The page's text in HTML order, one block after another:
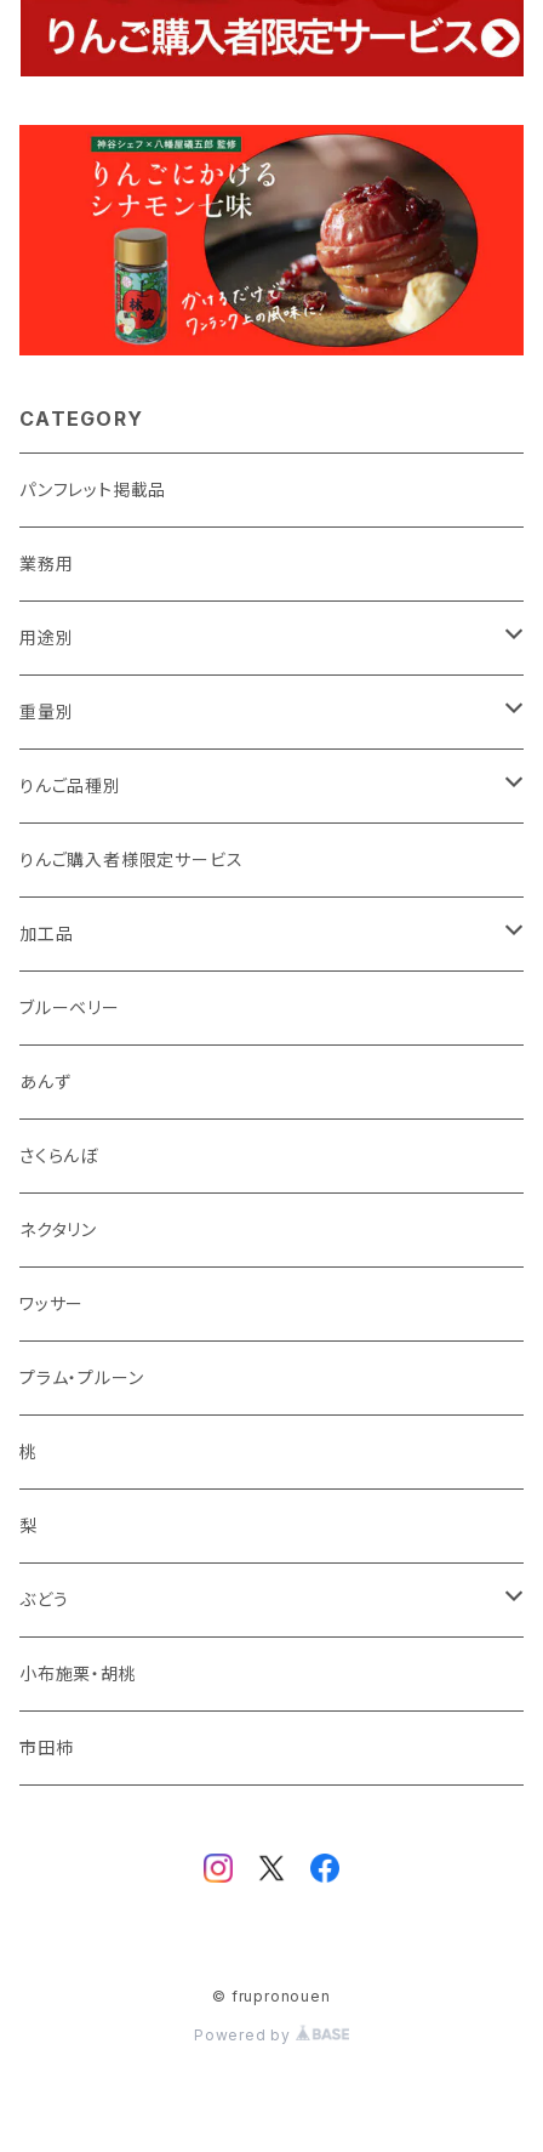
CATEGORY
パンフレット掲載品
業務用
用途別
贈答用
家庭用（訳あり）
加工用
重量別
1kg以下
1kg
1.5kg～2kg
2.5kg～3kg
4.5kg～5kg
9kg～10kg
りんご品種別
夏あかり
シナノリップ
サンつがる
秋映
シナノスイート
紅玉
シナノゴールド
ぐんま名月
王林
サンふじ
冬りんご
夏りんご
秋りんご
りんご購入者様限定サービス
加工品
ジュース
ジャム
スパイス
ドライフルーツ
アルコール
冷凍フルーツ
コンポート
ブルーベリー
あんず
さくらんぼ
ネクタリン
ワッサー
プラム・プルーン
桃
梨
ぶどう
シャインマスカット
ナガノパープル
小布施栗・胡桃
市田柿
© frupronouen
Powered by